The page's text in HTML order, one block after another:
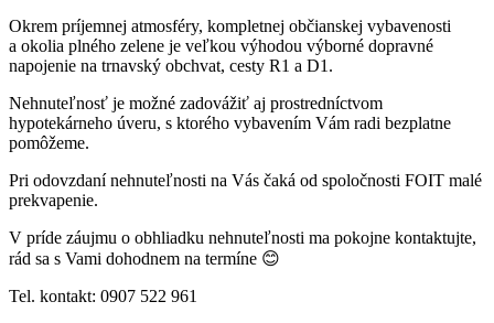
Okrem príjemnej atmosféry, kompletnej občianskej vybavenosti
a okolia plného zelene je veľkou výhodou výborné dopravné
napojenie na trnavský obchvat, cesty R1 a D1.
Nehnuteľnosť je možné zadovážiť aj prostredníctvom
hypotekárneho úveru, s ktorého vybavením Vám radi bezplatne
pomôžeme.
Pri odovzdaní nehnuteľnosti na Vás čaká od spoločnosti FOIT malé
prekvapenie.
V príde záujmu o obhliadku nehnuteľnosti ma pokojne kontaktujte,
rád sa s Vami dohodnem na termíne 😊
Tel. kontakt: 0907 522 961